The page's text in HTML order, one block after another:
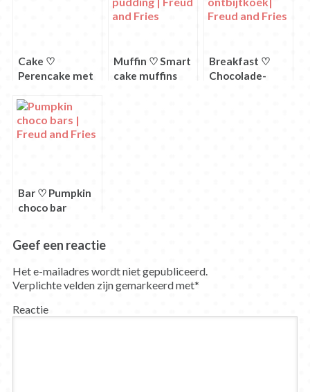
Cake ♡
Perencake met
Muffin ♡ Smart
cake muffins
Breakfast ♡
Chocolade-
Bar ♡ Pumpkin
choco bar
Geef een reactie
Het e-mailadres wordt niet gepubliceerd.
Verplichte velden zijn gemarkeerd met*
Reactie